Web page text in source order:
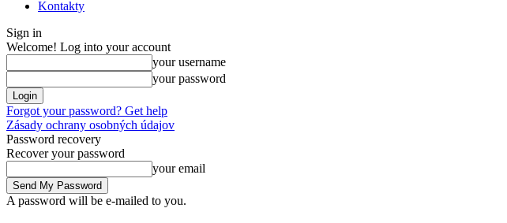
Kontakty
Sign in
Welcome! Log into your account
your username
your password
Forgot your password? Get help
Zásady ochrany osobných údajov
Password recovery
Recover your password
your email
A password will be e-mailed to you.